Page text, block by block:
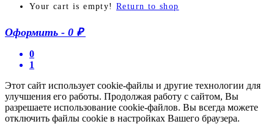
Your cart is empty! Return to shop
Оформить - 0 ₽
0
1
Этот сайт использует cookie-файлы и другие технологии для
улучшения его работы. Продолжая работу с сайтом, Вы
разрешаете использование cookie-файлов. Вы всегда можете
отключить файлы cookie в настройках Вашего браузера.